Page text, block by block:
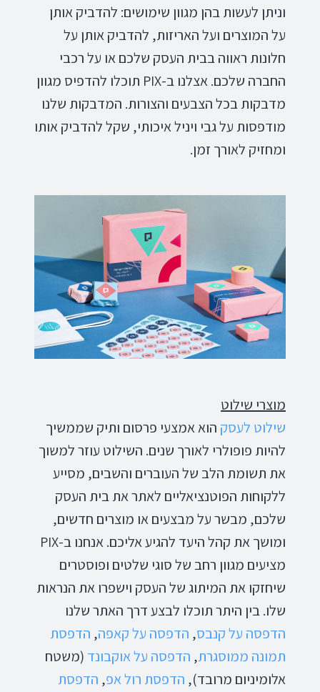
וניתן לעשות בהן מגוון שימושים: להדביק אותן
על המוצרים ועל האריזות, להדביק אותן על
חלונות ראווה בבית העסק שלכם או על רכבי
החברה שלכם. אצלנו ב-PIX תוכלו להדפיס מגוון
מדבקות בכל הצבעים והצורות. המדבקות שלנו
מודפסות על גבי ויניל איכותי, שקל להדביק אותו
ומחזיק לאורך זמן.
מוצרי שילוט
שילוט לעסק הוא אמצעי פרסום ותיק שממשיך
להיות פופולרי לאורך שנים. השילוט עוזר למשוך
את תשומת הלב של העוברים והשבים, מסייע
ללקוחות הפוטנציאליים לאתר את בית העסק
שלכם, מבשר על מבצעים או מוצרים חדשים,
ומושך את קהל היעד להגיע אליכם. אנחנו ב-PIX
מציעים מגוון רחב של סוגי שלטים ופוסטרים
שיחזקו את המיתוג של העסק וישפרו את הנראות
שלו. בין היתר תוכלו לבצע דרך האתר שלנו
הדפסה עלקנבס, הדפסה עלקאפה, הדפסת
תמונה ממוסגרת, הדפסה עלאוקבונד (משטח
אלומיניום מרובד), הדפסת רולאפ, הדפסת